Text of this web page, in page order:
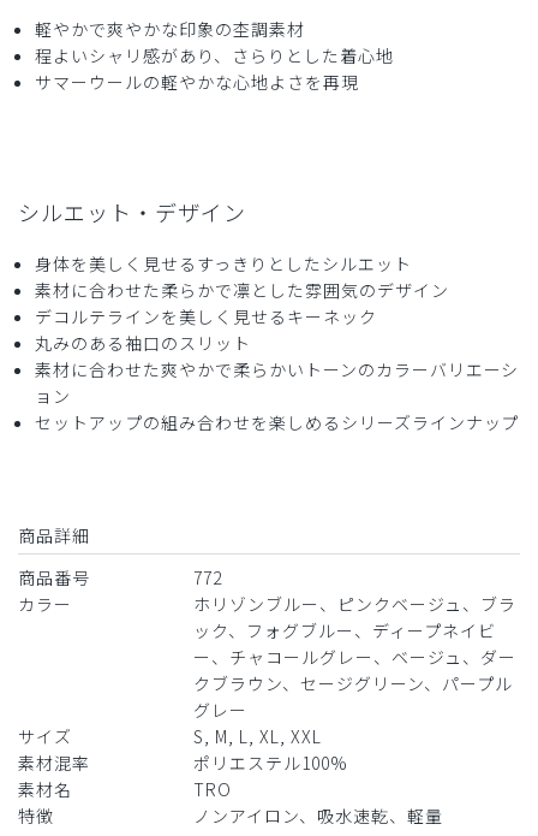
ちょっとサイズが小さいです。一度洗濯しましたが、返品で
きませんか？
商品：772レディース:スクラブトップス・TRO/チャコ
nuspirit様
購入確認済み
2026-06-17
年齢: 60代 身長:171-175cm 体重:66-70kg
サイズ感
ストレッチ感 よく伸びる
伸びない
うくらいに暗すぎて、もう少しだけ紺色を感じられる色が欲
しいと思います。
黒との差別化がほとんどないと感じます。
772レディース:スクラブトップス・TRO/ディー
2026-06-12
軽やかで爽やかな印象の杢調素材
程よいシャリ感があり、さらりとした着心地
サマーウールの軽やかな心地よさを再現
シルエット・デザイン
身体を美しく見せるすっきりとしたシルエット
素材に合わせた柔らかで凛とした雰囲気のデザイン
デコルテラインを美しく見せるキーネック
丸みのある袖口のスリット
素材に合わせた爽やかで柔らかいトーンのカラーバリエーシ
ョン
セットアップの組み合わせを楽しめるシリーズラインナップ
商品詳細
商品番号
772
カラー
ホリゾンブルー、ピンクベージュ、ブラ
ック、フォグブルー、ディープネイビ
ー、チャコールグレー、ベージュ、ダー
クブラウン、セージグリーン、パープル
グレー
サイズ
S, M, L, XL, XXL
素材混率
ポリエステル100%
素材名
TRO
特徴
ノンアイロン、吸水速乾、軽量